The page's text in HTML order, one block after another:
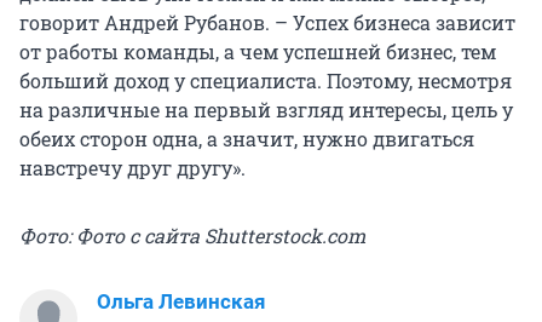
говорит Андрей Рубанов. – Успех бизнеса зависит
от работы команды, а чем успешней бизнес, тем
больший доход у специалиста. Поэтому, несмотря
на различные на первый взгляд интересы, цель у
обеих сторон одна, а значит, нужно двигаться
навстречу друг другу».
Фото: Фото с сайта Shutterstock.com
Ольга Левинская